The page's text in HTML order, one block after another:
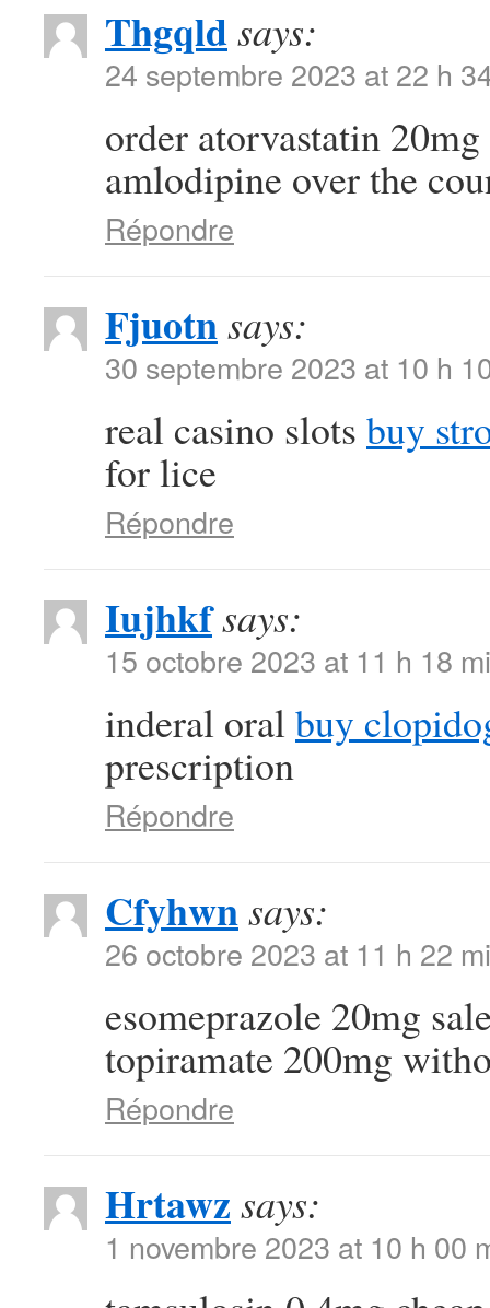
Thgqldsays:
24 septembre 2023 at 22 h
order atorvastatin
amlodipine over the
Répondre
Fjuotnsays:
30 septembre 2023 at 10 h
real casino slots buy
for lice
Répondre
Iujhkfsays:
15 octobre 2023 at 11 h 18
inderal oralbuy
prescription
Répondre
Cfyhwnsays:
26 octobre 2023 at 11 h 22
esomeprazole 20mg
topiramate 200mg
Répondre
Hrtawz says:
1 novembre 2023 at 10 h 00